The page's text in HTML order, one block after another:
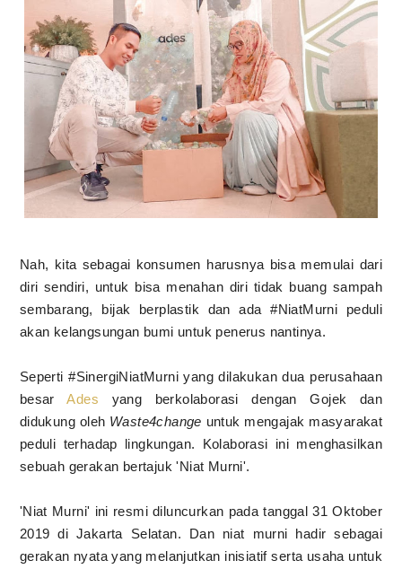
Nah, kita sebagai konsumen harusnya bisa memulai dari
diri sendiri, untuk bisa menahan diri tidak buang sampah
sembarang, bijak berplastik dan ada #NiatMurni peduli
akan kelangsungan bumi untuk penerus nantinya.
Seperti #SinergiNiatMurni yang dilakukan dua perusahaan
besarAdes yang berkolaborasi dengan Gojek dan
didukung oleh Waste4change untuk mengajak masyarakat
peduli terhadap lingkungan. Kolaborasi ini menghasilkan
sebuah gerakan bertajuk 'Niat Murni'.
'Niat Murni' ini resmi diluncurkan pada tanggal 31 Oktober
2019 di Jakarta Selatan. Dan niat murni hadir sebagai
gerakan nyata yang melanjutkan inisiatif serta usaha untuk